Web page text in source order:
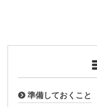
準備しておくこと